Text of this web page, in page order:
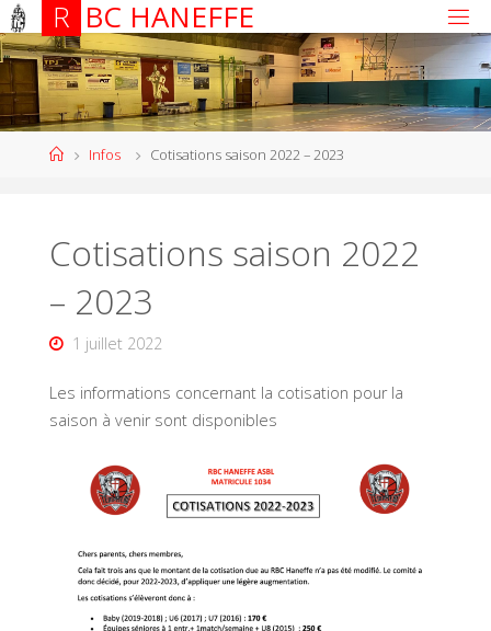
R BC HANEFFE
Infos Cotisations saison 2022 – 2023
Cotisations saison 2022
– 2023
1 juillet 2022
Les informations concernant la cotisation pour la
saison à venir sont disponibles